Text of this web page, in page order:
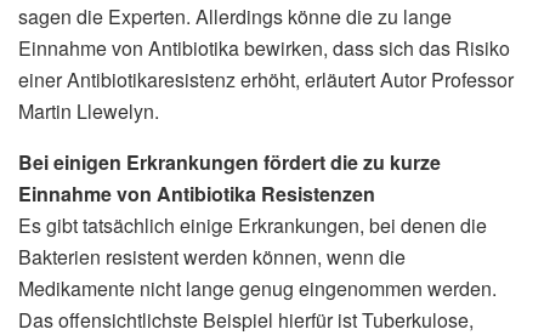
sagen die Experten. Allerdings könne die zu lange
Einnahme von Antibiotika bewirken, dass sich das Risiko
einer Antibiotikaresistenz erhöht, erläutert Autor Professor
Martin Llewelyn.
Bei einigen Erkrankungen fördert die zu kurze
Einnahme von Antibiotika Resistenzen
Es gibt tatsächlich einige Erkrankungen, bei denen die
Bakterien resistent werden können, wenn die
Medikamente nicht lange genug eingenommen werden.
Das offensichtlichste Beispiel hierfür ist Tuberkulose,